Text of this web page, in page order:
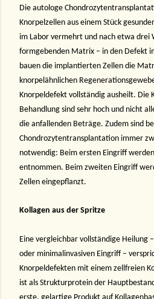
Die autologe
Knorpelzellen aus einem Stück
im Labor vermehrt und nach etwa drei
formgebenden Matrix – in den Defekt
bauen die implantierten Zellen die
knorpelähnlichen
Knorpeldefekt vollständig ausheilt. Die
Behandlung sind sehr hoch und nicht
die anfallenden Beträge. Zudem sind
Chondrozytentransplantation immer
notwendig: Beim ersten Eingriff
entnommen. Beim zweiten Eingriff
Zellen eingepflanzt.
Kollagen aus der Spritze
Eine vergleichbar vollständige Heilung
oder minimalinvasiven Eingriff –
Knorpeldefekten mit einem zellfreien
ist als Strukturprotein der